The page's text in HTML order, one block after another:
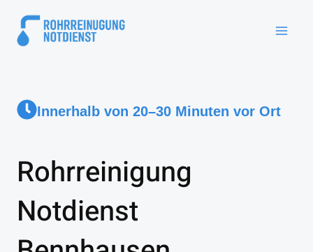
Innerhalb von 20–30 Minuten vor Ort
Rohrreinigung
Notdienst